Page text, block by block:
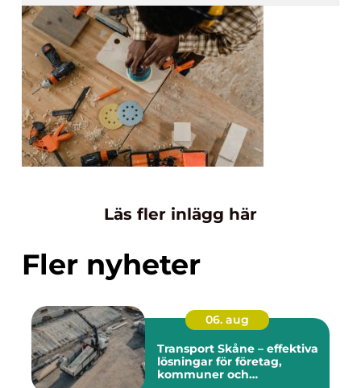
Läs fler inlägg här
Fler nyheter
06. aug
Transport Skåne – effektiva
lösningar för företag,
kommuner och